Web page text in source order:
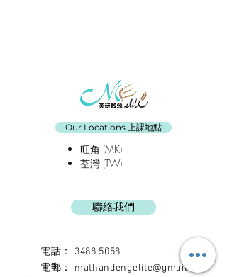
Our Locations 上課地點
旺角 (MK)
荃灣 (TW)
聯絡我們
電話： 3488 5058
電郵 ：
mathandengelite@gmail.com